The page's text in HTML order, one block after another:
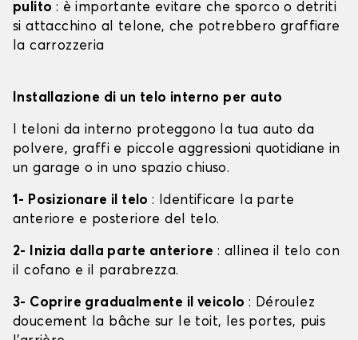
pulito : è importante evitare che sporco o detriti
si attacchino al telone, che potrebbero graffiare
la carrozzeria
Installazione di un telo interno per auto
I teloni da interno proteggono la tua auto da
polvere, graffi e piccole aggressioni quotidiane in
un garage o in uno spazio chiuso.
1- Posizionare il telo: Identificare la parte
anteriore e posteriore del telo.
2- Inizia dalla parte anteriore : allinea il telo con
il cofano e il parabrezza.
3- Coprire gradualmente il veicolo : Déroulez
doucement la bâche sur le toit, les portes, puis